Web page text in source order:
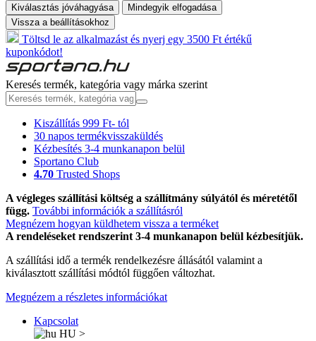
Kiválasztás jóváhagyása
Mindegyik elfogadása
Vissza a beállításokhoz
Töltsd le az alkalmazást és nyerj egy 3500 Ft értékű
kuponkódot!
Keresés termék, kategória vagy márka szerint
Kiszállítás 999 Ft- tól
30 napos termékvisszaküldés
Kézbesítés 3-4 munkanapon belül
Sportano Club
4.70 Trusted Shops
A végleges szállítási költség a szállítmány súlyától és méretétől
függ. További információk a szállításról
Megnézem hogyan küldhetem vissza a terméket
A rendeléseket rendszerint 3-4 munkanapon belül kézbesítjük.
A szállítási idő a termék rendelkezésre állásától valamint a
kiválasztott szállítási módtól függően változhat.
Megnézem a részletes információkat
Kapcsolat
HU >